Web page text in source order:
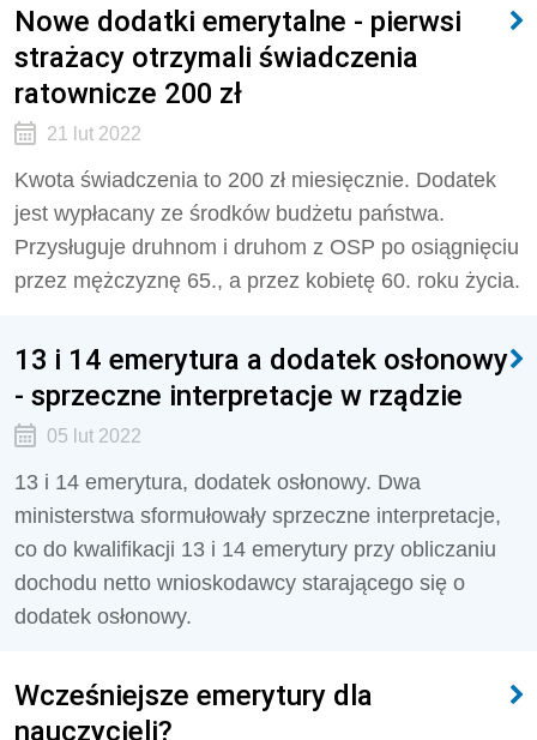
Nowe dodatki emerytalne - pierwsi
strażacy otrzymali świadczenia
ratownicze 200 zł
21 lut 2022
Kwota świadczenia to 200 zł miesięcznie. Dodatek
jest wypłacany ze środków budżetu państwa.
Przysługuje druhnom i druhom z OSP po osiągnięciu
przez mężczyznę 65., a przez kobietę 60. roku życia.
13 i 14 emerytura a dodatek osłonowy
- sprzeczne interpretacje w rządzie
05 lut 2022
13 i 14 emerytura, dodatek osłonowy. Dwa
ministerstwa sformułowały sprzeczne interpretacje,
co do kwalifikacji 13 i 14 emerytury przy obliczaniu
dochodu netto wnioskodawcy starającego się o
dodatek osłonowy.
Wcześniejsze emerytury dla
nauczycieli?